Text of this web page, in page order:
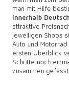
man mit Hilfe
innerhalb
attraktive
jeweiligen Shops
Auto und Motorrad
ersten Überblick
Schritte noch
zusammen